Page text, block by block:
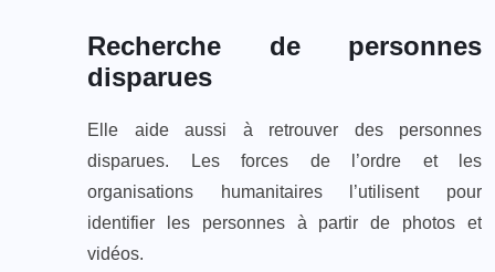
Recherche de personnes
disparues
Elle aide aussi à retrouver des personnes
disparues. Les forces de l’ordre et les
organisations humanitaires l’utilisent pour
identifier les personnes à partir de photos et
vidéos.